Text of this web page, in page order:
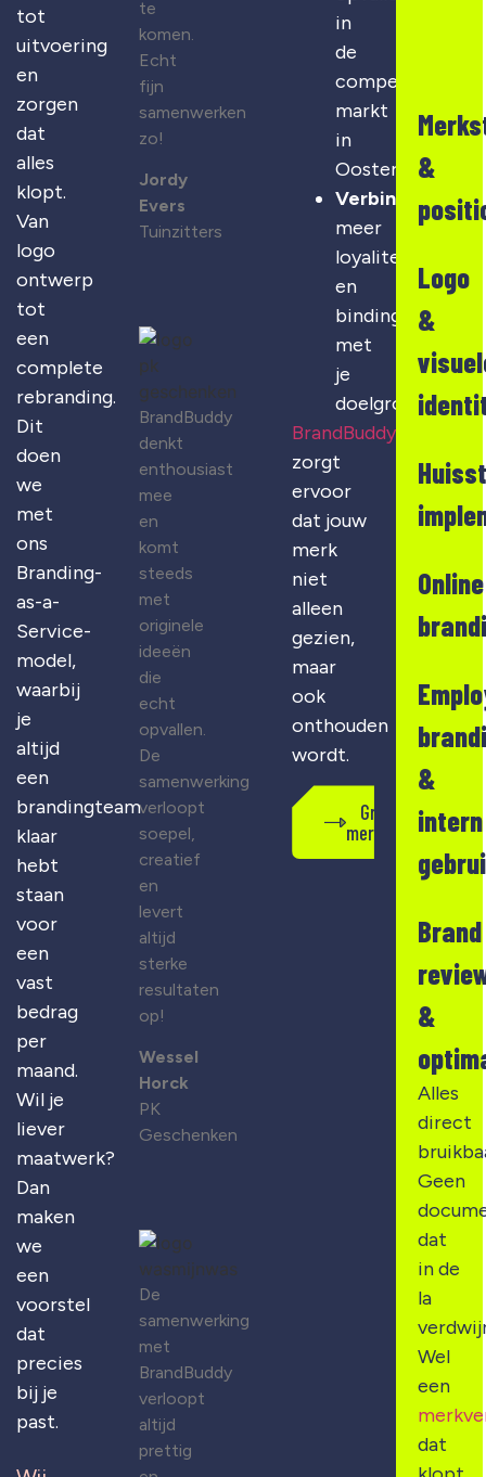
tot
uitvoering
en
zorgen
dat
alles
klopt.
Van
logo
ontwerp
tot
een
complete
rebranding.
Dit
doen
we
met
ons
Branding-
as-a-
Service-
model,
waarbij
je
altijd
een
brandingteam
klaar
hebt
staan
voor
een
vast
bedrag
per
maand.
Wil je
liever
maatwerk?
Dan
maken
we
een
voorstel
dat
precies
bij je
past.
te
komen.
Echt
fijn
samenwerken
zo!
Jordy
Evers
Tuinzitters
BrandBuddy
denkt
enthousiast
mee
en
komt
steeds
met
originele
ideeën
die
echt
opvallen.
De
samenwerking
verloopt
soepel,
creatief
en
levert
altijd
sterke
resultaten
op!
Wessel
Horck
PK
Geschenken
De
samenwerking
met
BrandBuddy
verloopt
altijd
prettig
in
de
competitieve
markt
in
Oosterhout
Verbinding
meer
loyaliteit
en
binding
met
je
doelgroep
BrandBuddy
zorgt
ervoor
dat jouw
merk
niet
alleen
gezien,
maar
ook
onthouden
wordt.
Gratis
merkscan
&
Logo
&
Online
&
intern
Brand
&
Alles
direct
Geen
dat
in de
la
Wel
een
dat